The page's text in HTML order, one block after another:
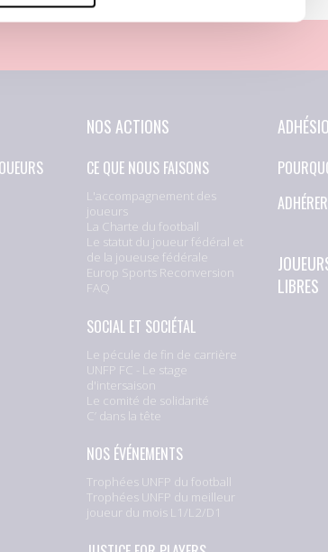
NOS ACTIONS
CE QUE NOUS FAISONS
L'accompagnement des
joueurs
La Charte du football
Le statut du joueur fédéral et
de la joueuse fédérale
Europ Sports Reconversion
FAQ
SOCIAL ET SOCIÉTAL
Le pécule de fin de carrière
UNFP FC - Le stage
d'intersaison
Le comité de solidarité
C’ dans la tête
NOS ÉVÉNEMENTS
Trophées UNFP du football
Trophées UNFP du meilleur
joueur du mois L1/L2/D1
ADHÉRER
LIBRES